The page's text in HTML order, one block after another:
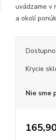
uvádzame v
a okolí
Krycie
Nie sme